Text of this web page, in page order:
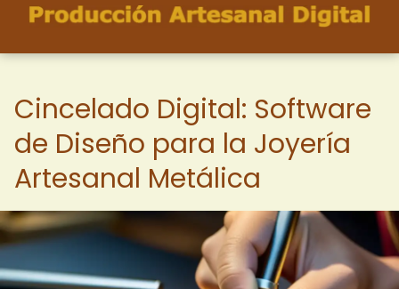
Cincelado Digital: Software
de Diseño para la Joyería
Artesanal Metálica